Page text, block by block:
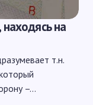
на
т.н.
–…